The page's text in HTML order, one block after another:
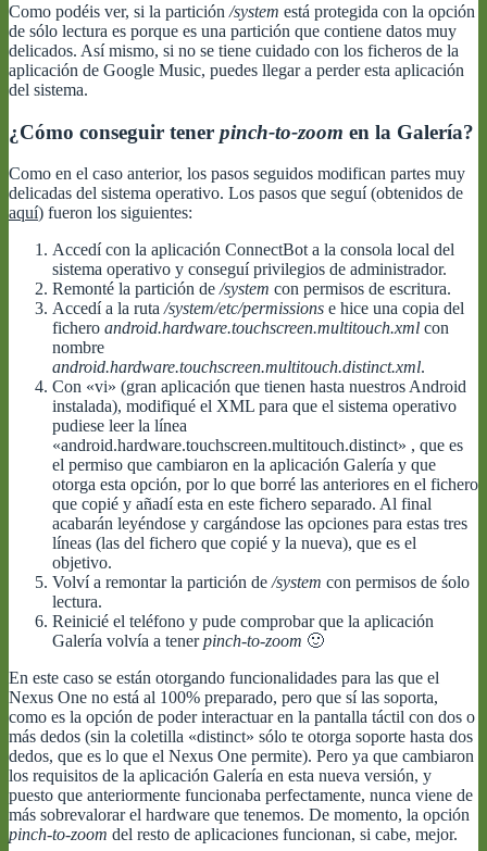
Como podéis ver, si la partición /system está protegida con la opción
de sólo lectura es porque es una partición que contiene datos muy
delicados. Así mismo, si no se tiene cuidado con los ficheros de la
aplicación de Google Music, puedes llegar a perder esta aplicación
del sistema.
¿Cómo conseguir tener pinch-to-zoom en la Galería?
Como en el caso anterior, los pasos seguidos modifican partes muy
delicadas del sistema operativo. Los pasos que seguí (obtenidos de
aquí) fueron los siguientes:
Accedí con la aplicación ConnectBot a la consola local del
sistema operativo y conseguí privilegios de administrador.
Remonté la partición de /system con permisos de escritura.
Accedí a la ruta /system/etc/permissions e hice una copia del
fichero android.hardware.touchscreen.multitouch.xml con
nombre
android.hardware.touchscreen.multitouch.distinct.xml.
Con «vi» (gran aplicación que tienen hasta nuestros Android
instalada), modifiqué el XML para que el sistema operativo
pudiese leer la línea
«android.hardware.touchscreen.multitouch.distinct» , que es
el permiso que cambiaron en la aplicación Galería y que
otorga esta opción, por lo que borré las anteriores en el fichero
que copié y añadí esta en este fichero separado. Al final
acabarán leyéndose y cargándose las opciones para estas tres
líneas (las del fichero que copié y la nueva), que es el
objetivo.
Volví a remontar la partición de /system con permisos de śolo
lectura.
Reinicié el teléfono y pude comprobar que la aplicación
Galería volvía a tenerpinch-to-zoom 🙂
En este caso se están otorgando funcionalidades para las que el
Nexus One no está al 100% preparado, pero que sí las soporta,
como es la opción de poder interactuar en la pantalla táctil con dos o
más dedos (sin la coletilla «distinct» sólo te otorga soporte hasta dos
dedos, que es lo que el Nexus One permite). Pero ya que cambiaron
los requisitos de la aplicación Galería en esta nueva versión, y
puesto que anteriormente funcionaba perfectamente, nunca viene de
más sobrevalorar el hardware que tenemos. De momento, la opción
pinch-to-zoom del resto de aplicaciones funcionan, si cabe, mejor.